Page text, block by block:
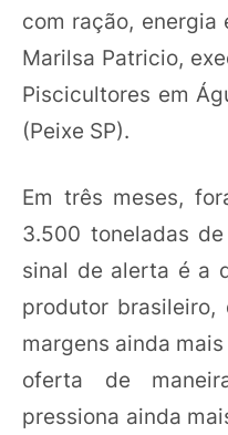
com ração, energia
Marilsa Patricio,
Piscicultores em
(Peixe SP).
Em três meses,
3.500 toneladas
sinal de alerta é a
produtor
margens ainda
oferta de
pressiona ainda